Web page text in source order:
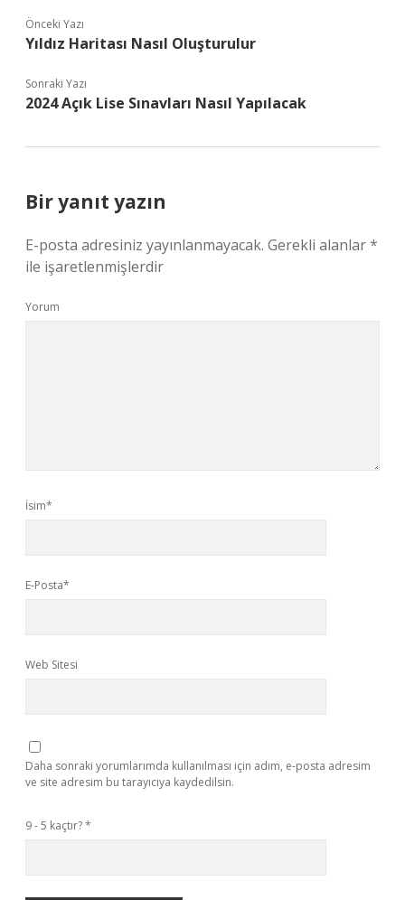
Önceki Yazı
Yıldız Haritası Nasıl Oluşturulur
Sonraki Yazı
2024 Açık Lise Sınavları Nasıl Yapılacak
Bir yanıt yazın
E-posta adresiniz yayınlanmayacak. Gerekli alanlar*
ile işaretlenmişlerdir
Yorum
İsim*
E-Posta*
Web Sitesi
Daha sonraki yorumlarımda kullanılması için adım, e-posta adresim
ve site adresim bu tarayıcıya kaydedilsin.
9 - 5 kaçtır?*